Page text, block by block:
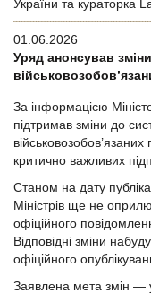
України та кураторка
01.06.2026
Уряд анонсував
За інформацією
підтримав зміни до
військовозобов’язаних
критично важливих
Станом на дату
Міністрів ще не
офіційного
Відповідні зміни
офіційного
Заявлена мета змін —